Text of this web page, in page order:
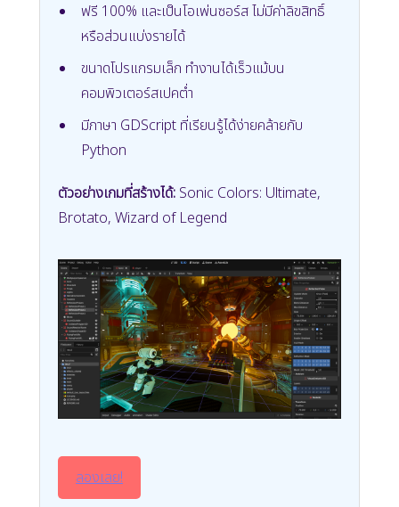
ฟรี 100% และเป็นโอเพ่นซอร์ส ไม่มีค่าลิขสิทธิ์
หรือส่วนแบ่งรายได้
ขนาดโปรแกรมเล็ก ทำงานได้เร็วแม้บน
คอมพิวเตอร์สเปคต่ำ
มีภาษา GDScript ที่เรียนรู้ได้ง่ายคล้ายกับ
Python
ตัวอย่างเกมที่สร้างได้: Sonic Colors: Ultimate,
Brotato, Wizard of Legend
ลองเลย!